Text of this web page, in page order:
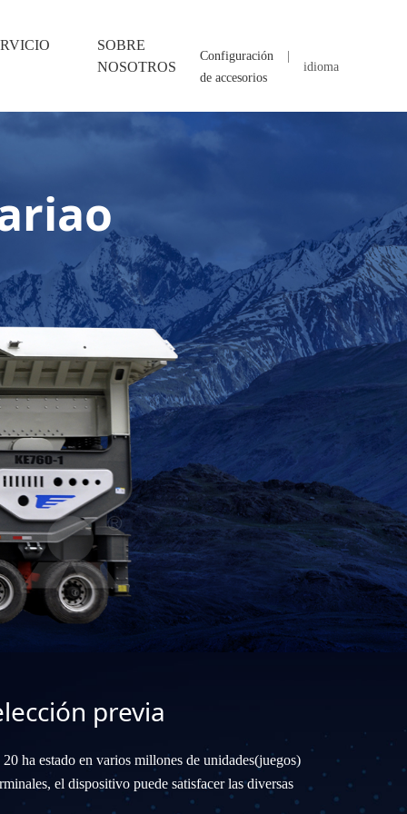
SOBRE
NOSOTROS
Configuración
de accesorios
|
idioma
previa
ha estado en varios millones de unidades(juegos)
el dispositivo puede satisfacer las diversas